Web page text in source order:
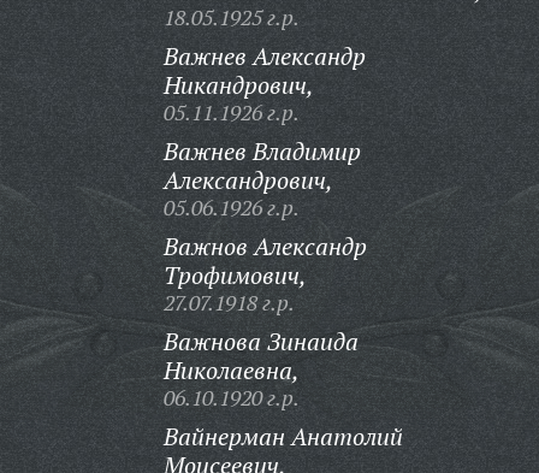
18.05.1925 г.р.
Важнев Александр
Никандрович,
05.11.1926 г.р.
Важнев Владимир
Александрович,
05.06.1926 г.р.
Важнов Александр
Трофимович,
27.07.1918 г.р.
Важнова Зинаида
Николаевна,
06.10.1920 г.р.
Вайнерман Анатолий
Моисеевич,